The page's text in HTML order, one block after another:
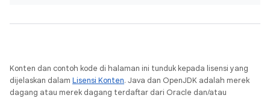
Konten dan contoh kode di halaman ini tunduk kepada lisensi yang
dijelaskan dalam Lisensi Konten. Java dan OpenJDK adalah merek
dagang atau merek dagang terdaftar dari Oracle dan/atau